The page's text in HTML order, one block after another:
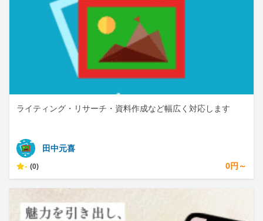
ライティング・リサーチ・資料作成など幅広く対応します
田中元喜
- (0) 0円～